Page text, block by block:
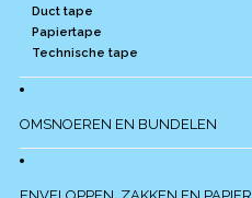
Duct tape
Papiertape
Technische tape
OMSNOEREN EN BUNDELEN